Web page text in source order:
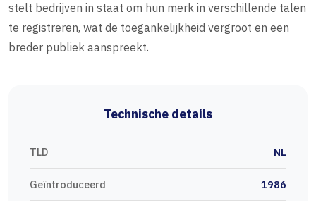
stelt bedrijven in staat om hun merk in verschillende talen
te registreren, wat de toegankelijkheid vergroot en een
breder publiek aanspreekt.
Technische details
TLD NL
Geïntroduceerd 1986